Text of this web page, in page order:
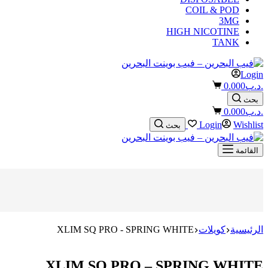
COIL & POD
3MG
HIGH NICOTINE
TANK
Login
Shopping
cart
.د.ب0.000
بحث
Shopping
cart
.د.ب0.000
Login
Wishlist بحث
القائمة
الرئيسية كويلات XLIM SQ PRO - SPRING WHITE